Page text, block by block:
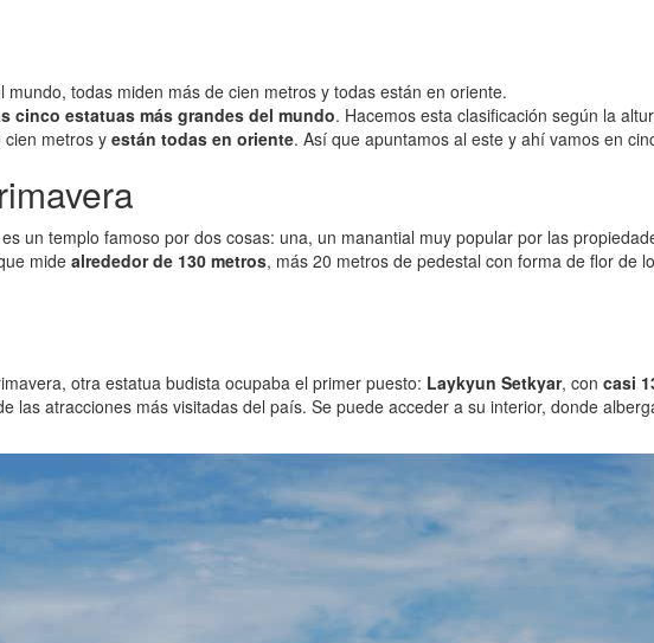
todas miden más de cien metros y todas están en oriente.
cinco estatuas más grandes del mundo. Hacemos esta clasificación según la
metros y están todas en oriente. Así que apuntamos al este y ahí vamos en
un templo famoso por dos cosas: una, un manantial muy popular por las
midealrededor de 130 metros, más 20 metros de pedestal con forma de flor de
otra estatua budista ocupaba el primer puesto: Laykyun Setkyar, con casi
las atracciones más visitadas del país. Se puede acceder a su interior, donde